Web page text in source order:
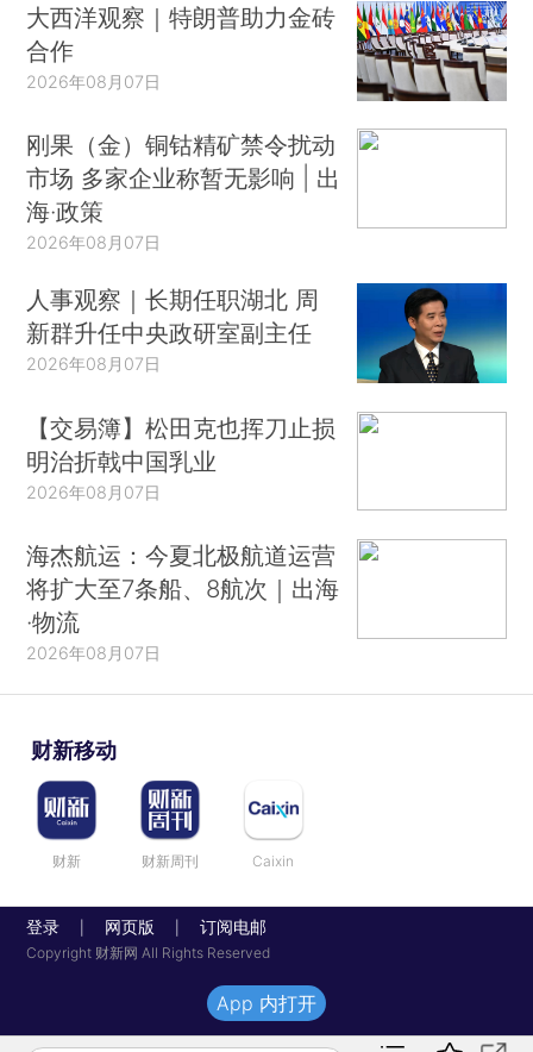
大西洋观察｜特朗普助力金砖
合作
2026年08月07日
刚果（金）铜钴精矿禁令扰动
市场 多家企业称暂无影响 | 出
海·政策
2026年08月07日
人事观察｜长期任职湖北 周
新群升任中央政研室副主任
2026年08月07日
【交易簿】松田克也挥刀止损
明治折戟中国乳业
2026年08月07日
海杰航运：今夏北极航道运营
将扩大至7条船、8航次｜出海
·物流
2026年08月07日
财新移动
财新 财新周刊 Caixin
登录 网页版 订阅电邮
Copyright 财新网 All Rights Reserved
App 内打开